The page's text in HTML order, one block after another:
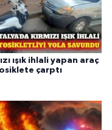
ışık ihlali yapan araç
çarptı